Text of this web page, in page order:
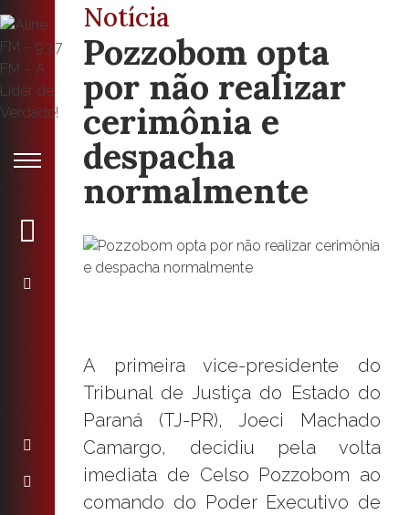
Notícia
Pozzobom opta
por não realizar
cerimônia e
despacha
normalmente
A primeira vice-presidente do
Tribunal de Justiça do Estado do
Paraná (TJ-PR), Joeci Machado
Camargo, decidiu pela volta
imediata de Celso Pozzobom ao
comando do Poder Executivo de